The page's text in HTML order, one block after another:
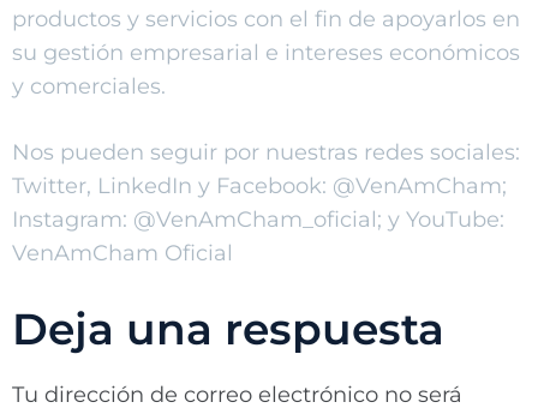
productos y servicios con el fin de apoyarlos en
su gestión empresarial e intereses económicos
y comerciales.
Nos pueden seguir por nuestras redes sociales:
Twitter, LinkedIn y Facebook: @VenAmCham;
Instagram: @VenAmCham_oficial; y YouTube:
VenAmCham Oficial
Deja una respuesta
Tu dirección de correo electrónico no será